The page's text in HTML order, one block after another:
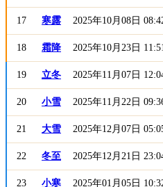
17 寒露 2025年10月08日
18 霜降 2025年10月23日
19 立冬 2025年11月07日
20 小雪 2025年11月22日
21 大雪 2025年12月07日
22 冬至 2025年12月21日
23 小寒 2025年01月05日